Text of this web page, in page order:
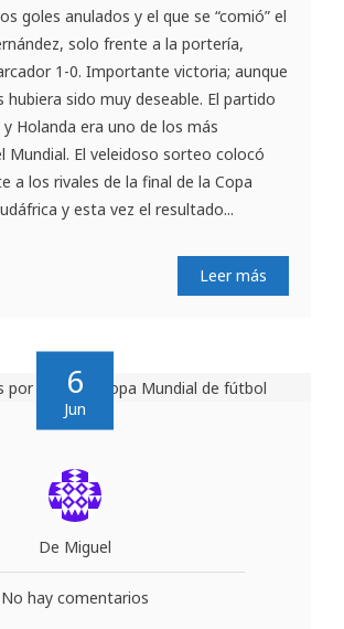
goles anulados y el que se “comió” el
solo frente a la portería,
1-0. Importante victoria; aunque
sido muy deseable. El partido
Holanda era uno de los más
Mundial. El veleidoso sorteo colocó
a los rivales de la final de la Copa
y esta vez el resultado...
Leer más
6
Jun
De Miguel
No hay comentarios